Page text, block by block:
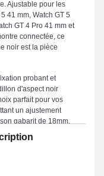
Ajustable pour les
41 mm, Watch GT 5
GT 4 Pro 41 mm et
connectée, ce
noir est la pièce
probant et
d'aspect noir
parfait pour vos
un ajustement
gabarit de 18mm.
18mm noir
alternative
ou cassé.